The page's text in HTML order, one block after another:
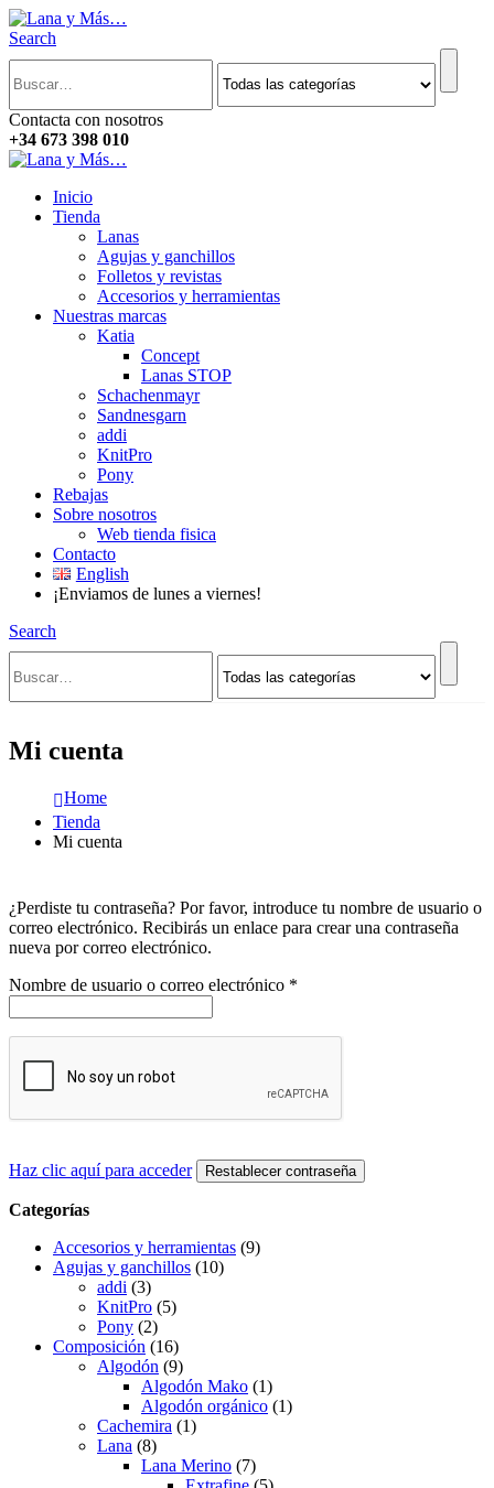
Search
Contacta con nosotros
+34 673 398 010
Inicio
Tienda
Lanas
Agujas y ganchillos
Folletos y revistas
Accesorios y herramientas
Nuestras marcas
Katia
Concept
Lanas STOP
Schachenmayr
Sandnesgarn
addi
KnitPro
Pony
Rebajas
Sobre nosotros
Web tienda fisica
Contacto
English
¡Enviamos de lunes a viernes!
Search
Mi cuenta
Home
Tienda
Mi cuenta
¿Perdiste tu contraseña? Por favor, introduce tu nombre de usuario o
correo electrónico. Recibirás un enlace para crear una contraseña
nueva por correo electrónico.
Nombre de usuario o correo electrónico *
Haz clic aquí para acceder Restablecer contraseña
Categorías
Accesorios y herramientas (9)
Agujas y ganchillos (10)
addi (3)
KnitPro (5)
Pony (2)
Composición (16)
Algodón (9)
Algodón Mako (1)
Algodón orgánico (1)
Cachemira (1)
Lana (8)
Lana Merino (7)